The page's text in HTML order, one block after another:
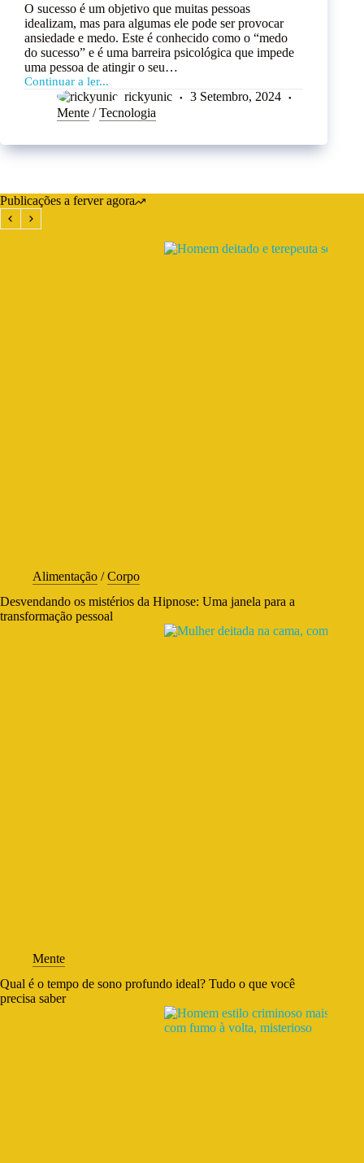
O sucesso é um objetivo que muitas pessoas
idealizam, mas para algumas ele pode ser provocar
ansiedade e medo. Este é conhecido como o “medo
do sucesso” e é uma barreira psicológica que impede
uma pessoa de atingir o seu…
Continuar a ler...
rickyunic
3 Setembro, 2024
Mente /Tecnologia
Publicações a ferver agora
Alimentação /Corpo
Desvendando os mistérios da Hipnose: Uma janela para a
transformação pessoal
Mente
Qual é o tempo de sono profundo ideal? Tudo o que você
precisa saber